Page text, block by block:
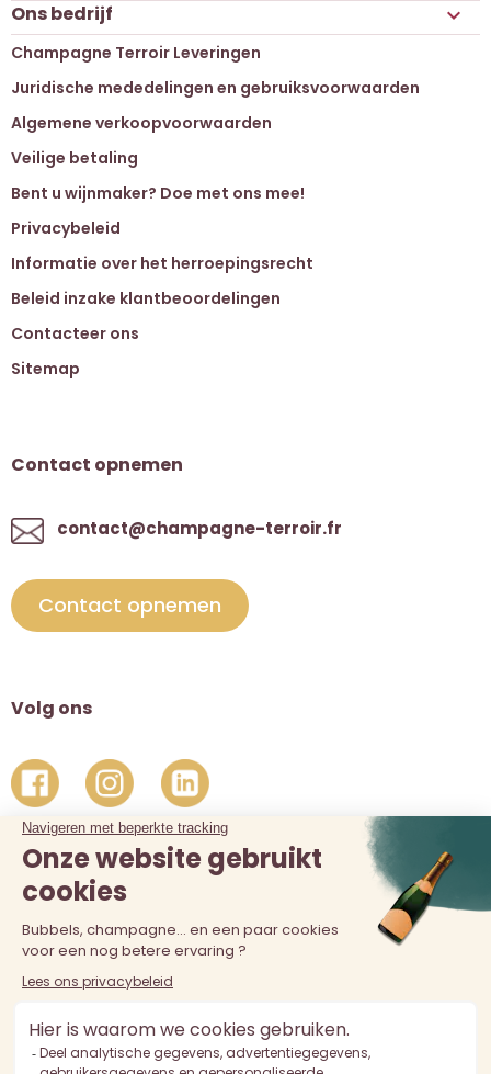
Ons bedrijf 
Champagne Terroir Leveringen
Juridische mededelingen en gebruiksvoorwaarden
Algemene verkoopvoorwaarden
Veilige betaling
Bent u wijnmaker? Doe met ons mee!
Privacybeleid
Informatie over het herroepingsrecht
Beleid inzake klantbeoordelingen
Contacteer ons
Sitemap
Contact opnemen
contact@champagne-terroir.fr
Contact opnemen
Volg ons
De verkoop van alcohol aan personen jonger dan 18 jaar is